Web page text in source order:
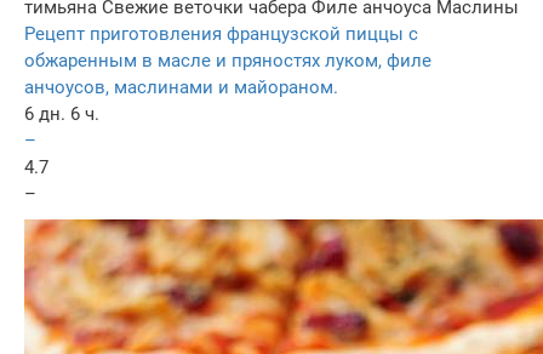
тимьяна Свежие веточки чабера Филе анчоуса Маслины
Рецепт приготовления французской пиццы с
обжаренным в масле и пряностях луком, филе
анчоусов, маслинами и майораном.
6 дн. 6 ч.
–
4.7
–